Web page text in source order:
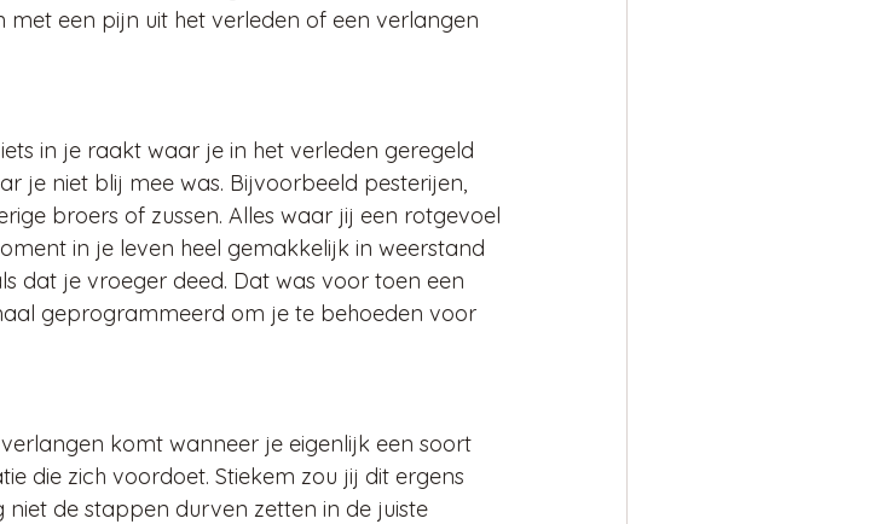
een pijn uit het verleden of een verlangen
in je raakt waar je in het verleden geregeld
je niet blij mee was. Bijvoorbeeld pesterijen,
broers of zussen. Alles waar jij een rotgevoel
in je leven heel gemakkelijk in weerstand
dat je vroeger deed. Dat was voor toen een
geprogrammeerd om je te behoeden voor
komt wanneer je eigenlijk een soort
die zich voordoet. Stiekem zou jij dit ergens
de stappen durven zetten in de juiste